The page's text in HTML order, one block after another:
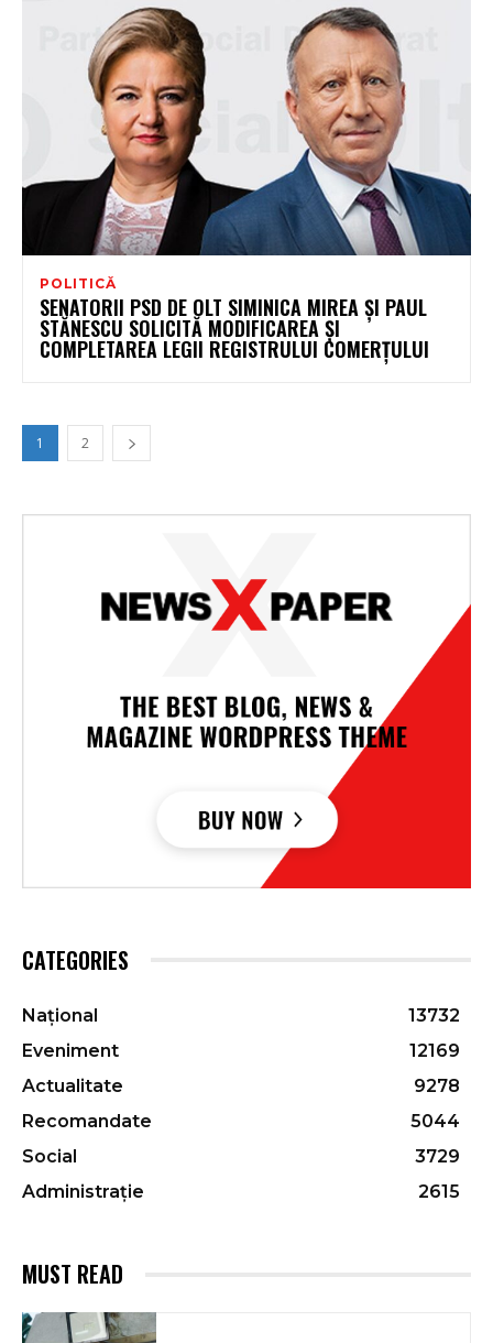
POLITICĂ
SENATORII PSD DE OLT SIMINICA MIREA ȘI PAUL
STĂNESCU SOLICITĂ MODIFICAREA ȘI
COMPLETAREA LEGII REGISTRULUI COMERȚULUI
1 2
CATEGORIES
Național
13732
Eveniment
12169
Actualitate
9278
Recomandate
5044
Social
3729
Administrație
2615
MUST READ